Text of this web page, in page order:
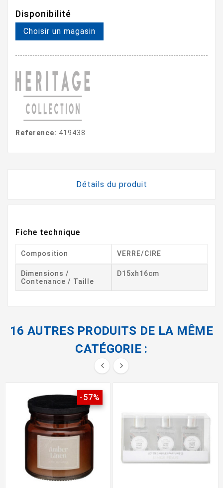
Disponibilité
Choisir un magasin
Reference: 419438
Détails du produit
Fiche technique
Composition VERRE/CIRE
Dimensions /
Contenance / Taille
D15xh16cm
16 AUTRES PRODUITS DE LA MÊME
CATÉGORIE :
 
-57%